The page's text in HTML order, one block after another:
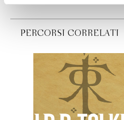
PERCORSI CORRELATI